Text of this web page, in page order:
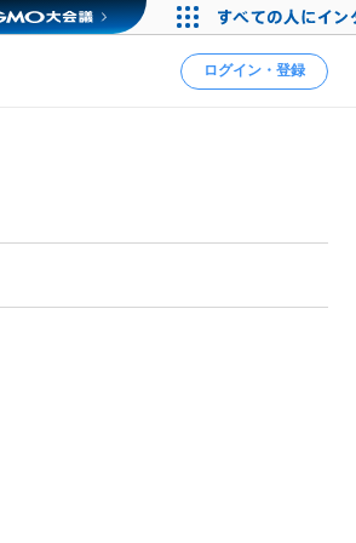
ログイン・登録